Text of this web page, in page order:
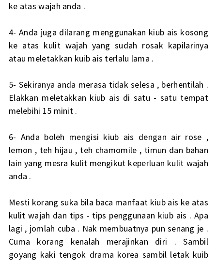
ke atas wajah anda .
4- Anda juga dilarang menggunakan kiub ais kosong
ke atas kulit wajah yang sudah rosak kapilarinya
atau meletakkan kuib ais terlalu lama .
5- Sekiranya anda merasa tidak selesa , berhentilah .
Elakkan meletakkan kiub ais di satu - satu tempat
melebihi 15 minit .
6- Anda boleh mengisi kiub ais dengan air rose ,
lemon , teh hijau , teh chamomile , timun dan bahan
lain yang mesra kulit mengikut keperluan kulit wajah
anda .
Mesti korang suka bila baca manfaat kiub ais ke atas
kulit wajah dan tips - tips penggunaan kiub ais . Apa
lagi , jomlah cuba . Nak membuatnya pun senang je .
Cuma korang kenalah merajinkan diri . Sambil
goyang kaki tengok drama korea sambil letak kuib